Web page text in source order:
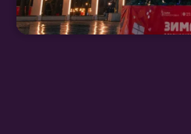
© ООО «Харша». Все права защищены
Соглашение об использовании Cookie-файлов